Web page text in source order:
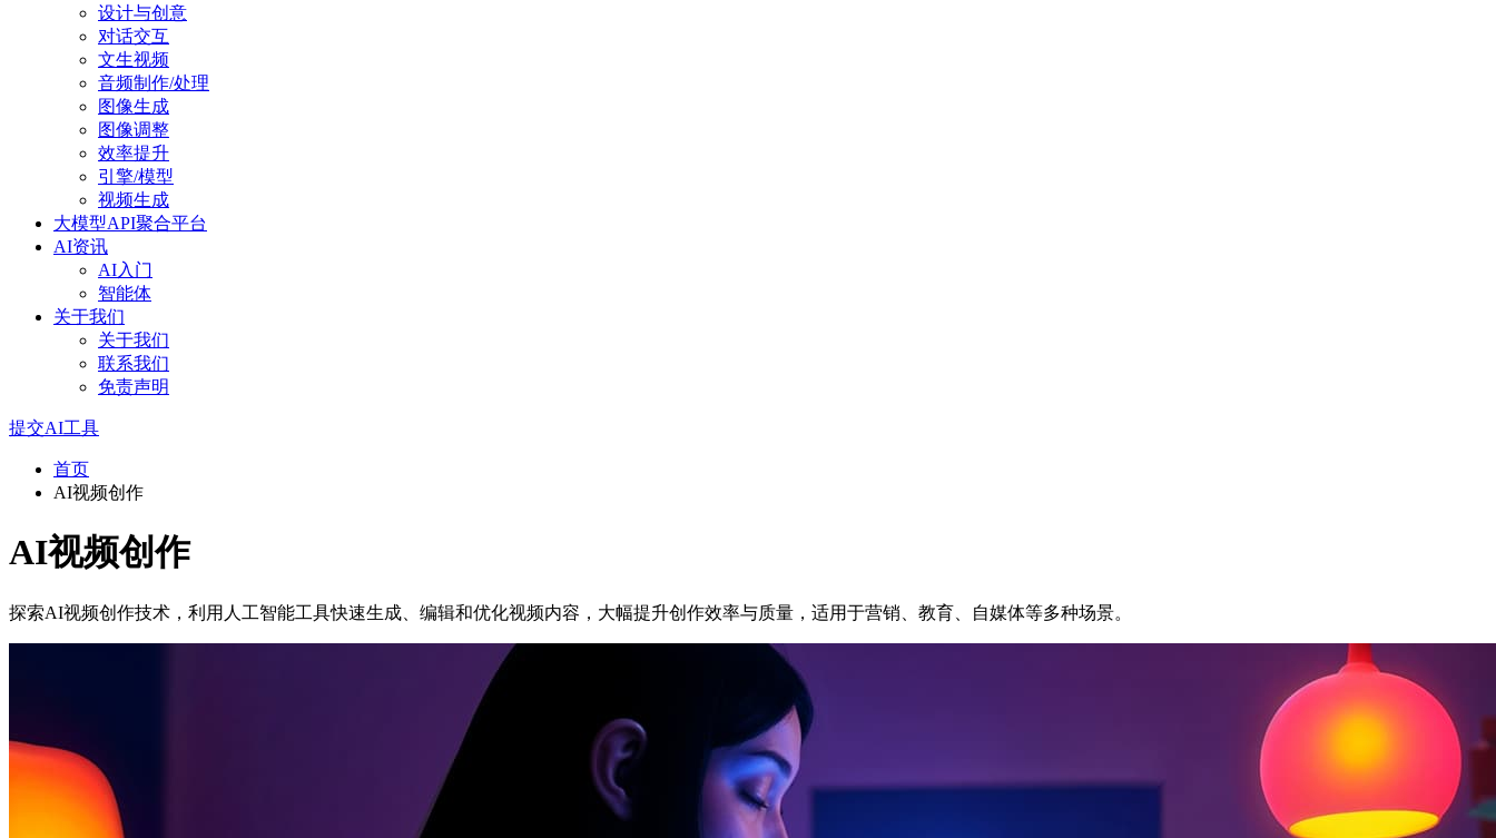
设计与创意
对话交互
文生视频
音频制作/处理
图像生成
图像调整
效率提升
引擎/模型
视频生成
大模型API聚合平台
AI资讯
AI入门
智能体
关于我们
关于我们
联系我们
免责声明
提交AI工具
首页
AI视频创作
AI视频创作
探索AI视频创作技术，利用人工智能工具快速生成、编辑和优化视频内容，大幅提升创作效率与质量，适用于营销、教育、自媒体等多种场景。